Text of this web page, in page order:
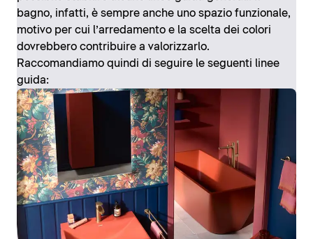
bagno, infatti, è sempre anche uno spazio funzionale,
motivo per cui l’arredamento e la scelta dei colori
dovrebbero contribuire a valorizzarlo.
Raccomandiamo quindi di seguire le seguenti linee
guida: